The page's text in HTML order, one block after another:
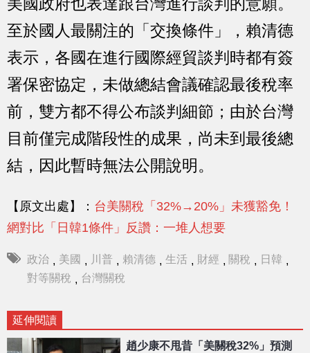
美國政府也表達跟台灣進行談判的意願。
至於國人最關注的「交換條件」，賴清德
表示，各國在進行國際經貿談判時都有簽
署保密協定，未做總結會議確認最後稅率
前，雙方都不得公布談判細節；由於台灣
目前僅完成階段性的成果，尚未到最後總
結，因此暫時無法公開說明。
【原文出處】： 台美關稅「32%→20%」未獲豁免！
網對比「日韓1條件」反讚：一堆人想要
政治 , 美國 , 川普 , 賴清德 , 生活 , 財經 , 關稅 , 日韓 ,
對等關稅 , 台灣關稅
延伸閱讀
趙少康不甩昔「美關稅32%」預測